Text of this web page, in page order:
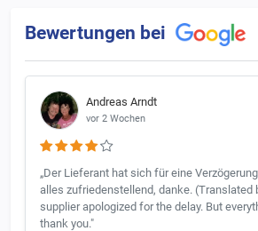
Bewertungen bei
Andreas Arndt
vor 2 Wochen
„Der Lieferant hat sich für eine
alles zufriedenstellend, danke. (Translated
supplier apologized for the delay. But
thank you."